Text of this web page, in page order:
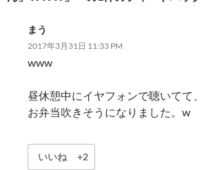
まう
2017年3月31日 11:33 PM
www
昼休憩中にイヤフォンで聴いてて、
お弁当吹きそうになりました。w
いいね +2